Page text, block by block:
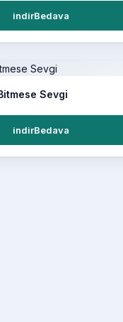
indirBedava
Sevgi
indirBedava